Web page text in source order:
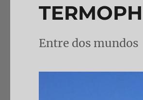
Entre dos mundos